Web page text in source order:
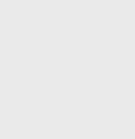
Cookies på